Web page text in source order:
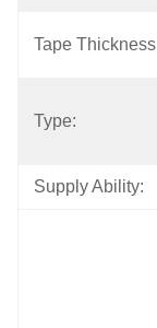
Tape
Type:
Supply Ability: